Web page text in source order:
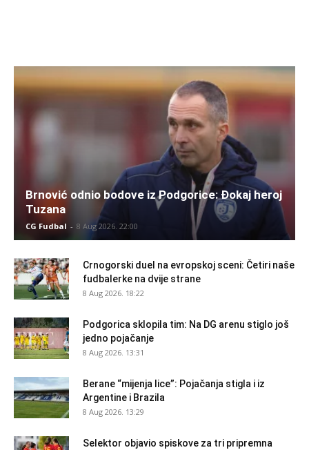
Brnović odnio bodove iz Podgorice: Đokaj heroj
Tuzana
CG Fudbal - 8 Aug 2026. 22:00
Crnogorski duel na evropskoj sceni: Četiri naše
fudbalerke na dvije strane
8 Aug 2026. 18:22
Podgorica sklopila tim: Na DG arenu stiglo još
jedno pojačanje
8 Aug 2026. 13:31
Berane “mijenja lice”: Pojačanja stigla i iz
Argentine i Brazila
8 Aug 2026. 13:29
Selektor objavio spiskove za tri pripremna